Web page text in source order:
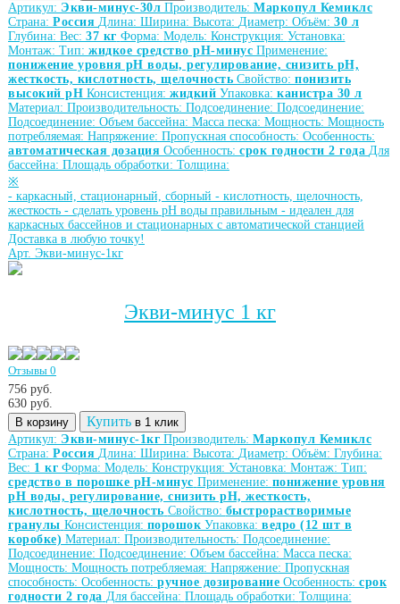
Артикул: Экви-минус-30л Производитель: Маркопул Кемиклс
Страна: Россия Длина: Ширина: Высота: Диаметр: Объём: 30 л
Глубина: Вес: 37 кг Форма: Модель: Конструкция: Установка:
Монтаж: Тип: жидкое средство рН-минус Применение:
понижение уровня рН воды, регулирование, снизить рН,
жесткость, кислотность, щелочность Свойство: понизить
высокий рН Консистенция: жидкий Упаковка: канистра 30 л
Материал: Производительность: Подсоединение: Подсоединение:
Подсоединение: Объем бассейна: Масса песка: Мощность: Мощность
потребляемая: Напряжение: Пропускная способность: Особенность:
автоматическая дозация Особенность: срок годности 2 года Для
бассейна: Площадь обработки: Толщина:
※
- каркасный, стационарный, сборный - кислотность, щелочность,
жесткость - сделать уровень рН воды правильным - идеален для
каркасных бассейнов и стационарных с автоматической станцией
Доставка в любую точку!
Арт. Экви-минус-1кг
Экви-минус 1 кг
Отзывы 0
756 руб.
630 руб.
В корзину
Купить в 1 клик
Артикул: Экви-минус-1кг Производитель: Маркопул Кемиклс
Страна: Россия Длина: Ширина: Высота: Диаметр: Объём: Глубина:
Вес: 1 кг Форма: Модель: Конструкция: Установка: Монтаж: Тип:
средство в порошке рН-минус Применение: понижение уровня
рН воды, регулирование, снизить рН, жесткость,
кислотность, щелочность Свойство: быстрорастворимые
гранулы Консистенция: порошок Упаковка: ведро (12 шт в
коробке) Материал: Производительность: Подсоединение:
Подсоединение: Подсоединение: Объем бассейна: Масса песка:
Мощность: Мощность потребляемая: Напряжение: Пропускная
способность: Особенность: ручное дозирование Особенность: срок
годности 2 года Для бассейна: Площадь обработки: Толщина: